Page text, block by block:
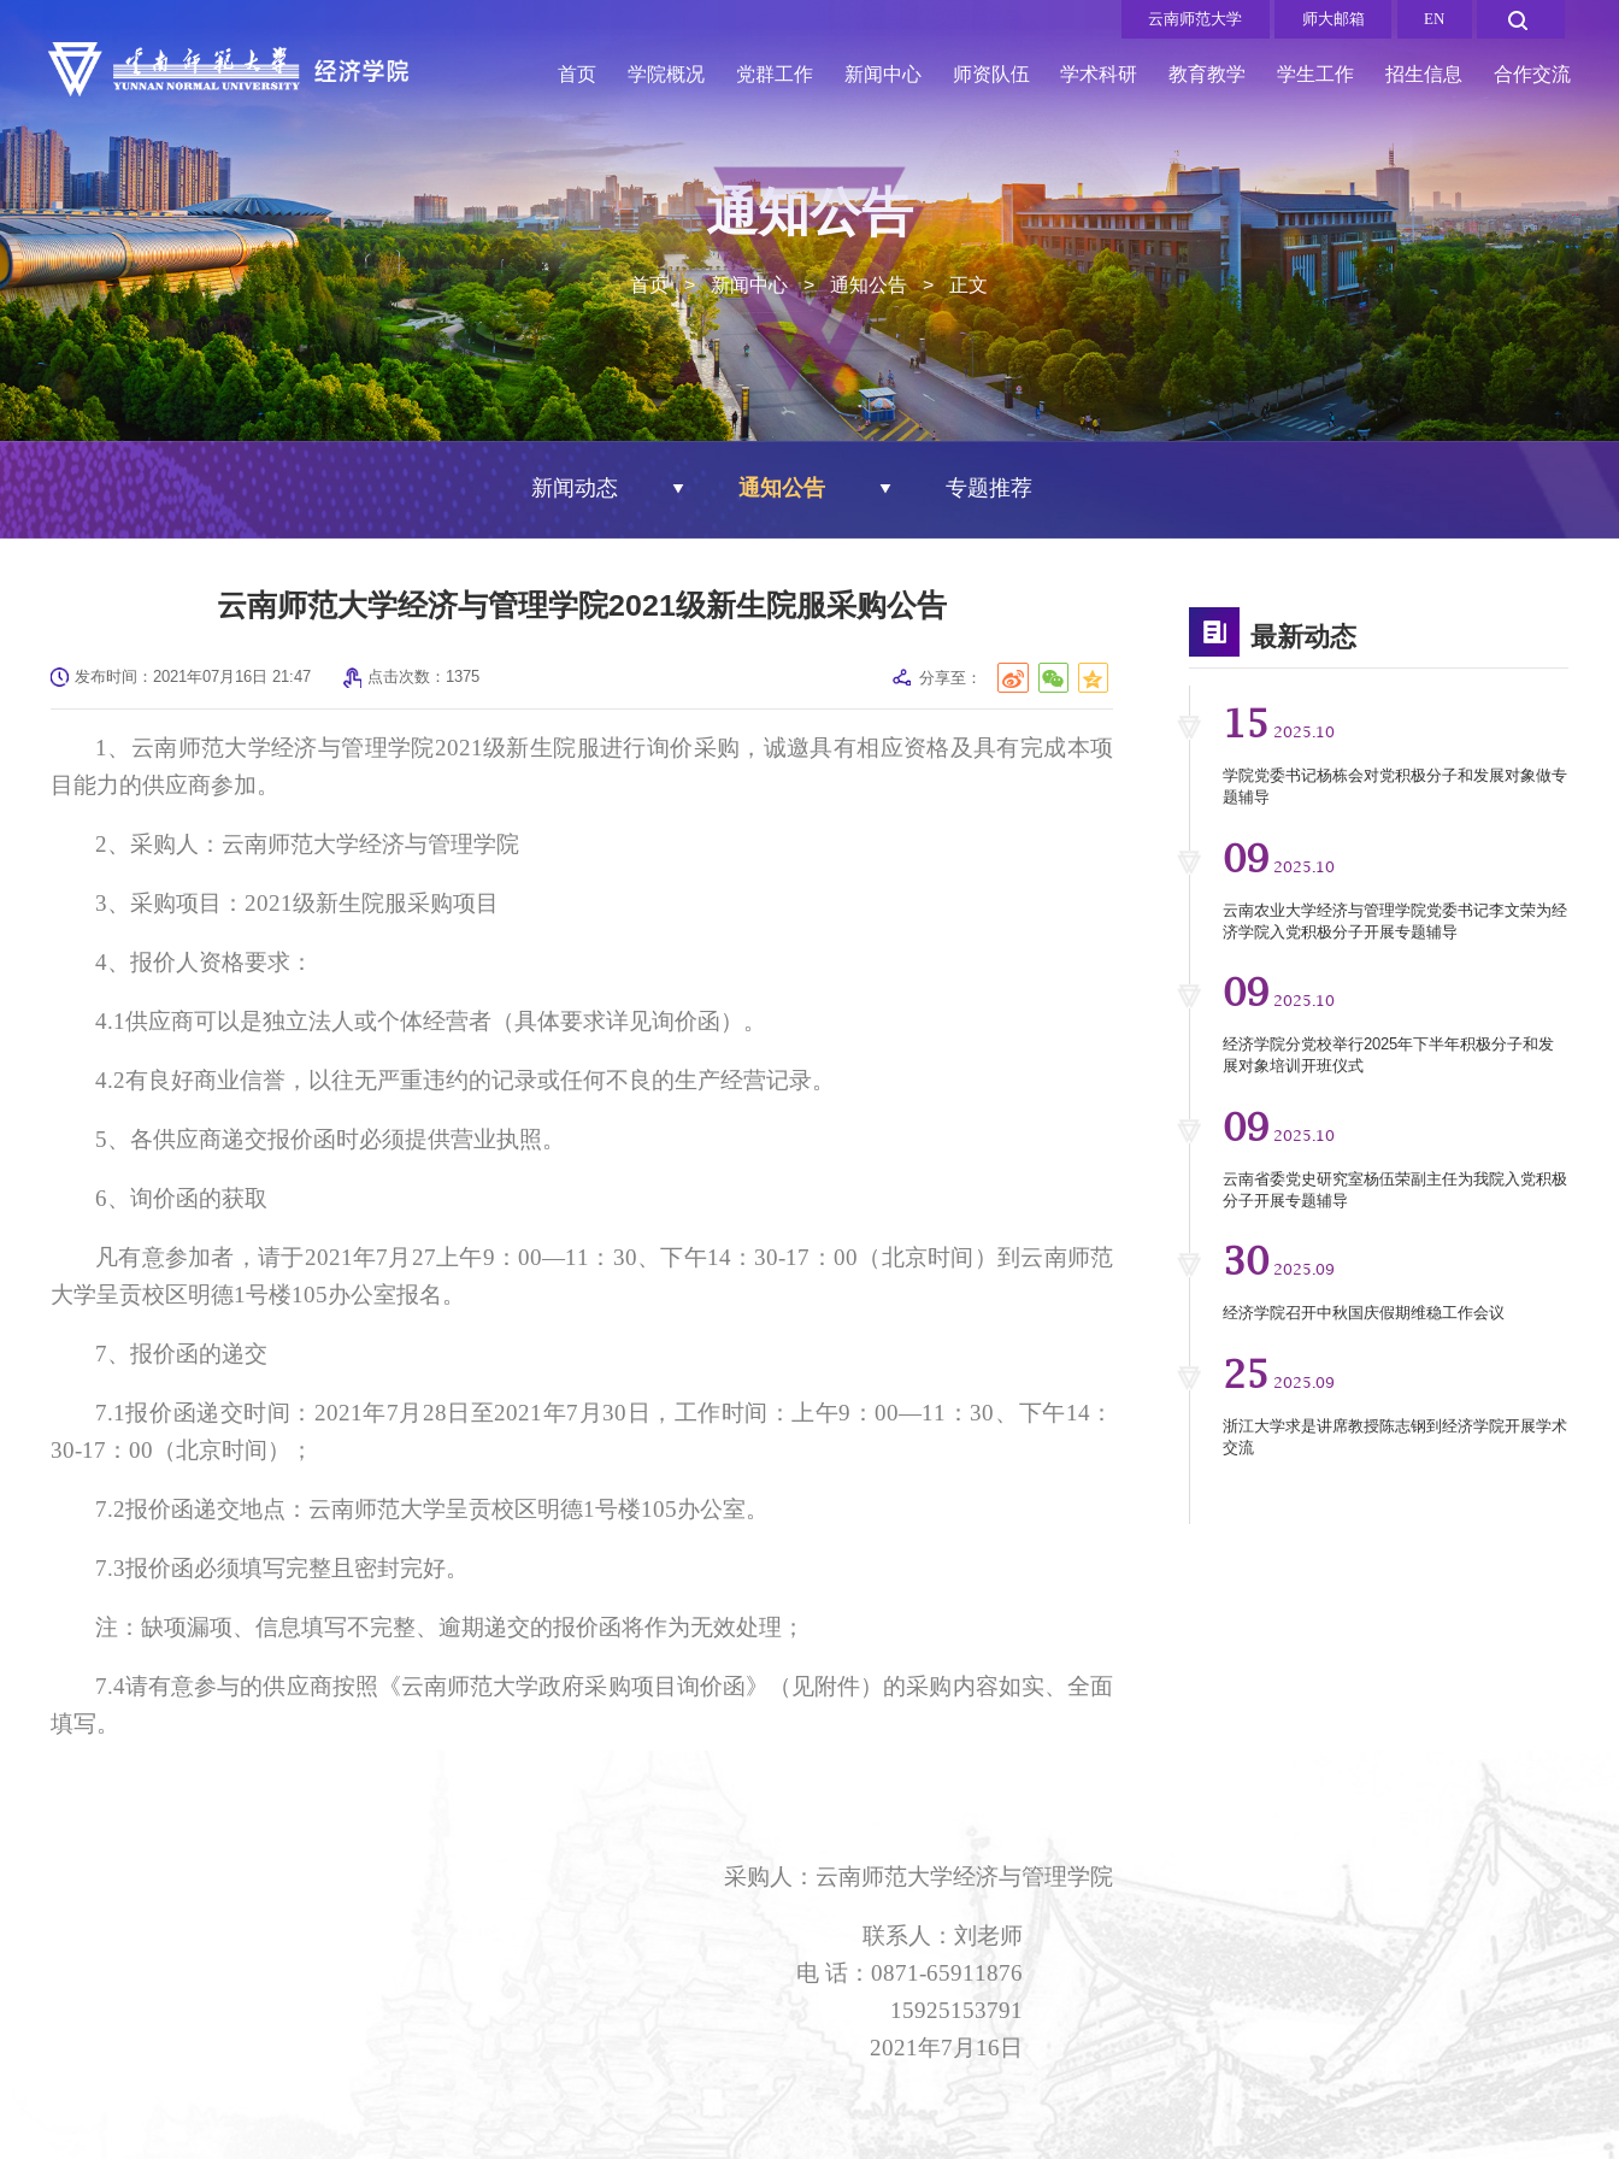
云南师范大学 师大邮箱 EN
首页 学院概况 党群工作 新闻中心 师资队伍 学术科研 教育教学 学生工作 招生信息 合作交流
通知公告
首页 > 新闻中心 > 通知公告 > 正文
新闻动态 通知公告 专题推荐
云南师范大学经济与管理学院2021级新生院服采购公告
发布时间：2021年07月16日 21:47 点击次数： 1375 分享至：
1 、云南师范大学经济与管理学院2021级新生院服进行询价采购，诚邀具有相应资格及具有完成本项
目能力的供应商参加。
2、采购人：云南师范大学经济与管理学院
3、采购项目： 2021级新生院服采购项目
4、报价人资格要求：
4.1供应商可以是独立法人或个体经营者（具体要求详见询价函）。
4.2有良好商业信誉，以往无严重违约的记录或任何不良的生产经营记录。
5、各供应商递交报价函时必须提供营业执照。
6、询价函的获取
凡有意参加者，请于2021年7 月 27 上午9 ：00—1 1 ： 30、下午14： 30-17 ： 00 （北京时间）到云南师范
大学呈贡校区明德1号楼105办公室报名。
7、报价函的递交
7.1报价函递交时间：2021年7 月 28日至2021 年7 月 30 日，工作时间：上午9 ：00—1 1 ： 30、下午14：
30-17 ： 00 （北京时间）；
7.2报价函递交地点：云南师范大学呈贡校区明德1号楼105办公室。
7.3报价函必须填写完整且密封完好。
注：缺项漏项、信息填写不完整、逾期递交的报价函将作为无效处理；
7.4请有意参与的供应商按照《云南师范大学政府采购项目询价函》（见附件）的采购内容如实、全面
填写。
采购人：云南师范大学经济与管理学院
联系人：刘老师
电 话： 0871-6591 1876
15925153791
2021年7 月 16日
最新动态
15 2025.10
学院党委书记杨栋会对党积极分子和发展对象做专
题辅导
09 2025.10
云南农业大学经济与管理学院党委书记李文荣为经
济学院入党积极分子开展专题辅导
09 2025.10
经济学院分党校举行2025年下半年积极分子和发
展对象培训开班仪式
09 2025.10
云南省委党史研究室杨伍荣副主任为我院入党积极
分子开展专题辅导
30 2025.09
经济学院召开中秋国庆假期维稳工作会议
25 2025.09
浙江大学求是讲席教授陈志钢到经济学院开展学术
交流